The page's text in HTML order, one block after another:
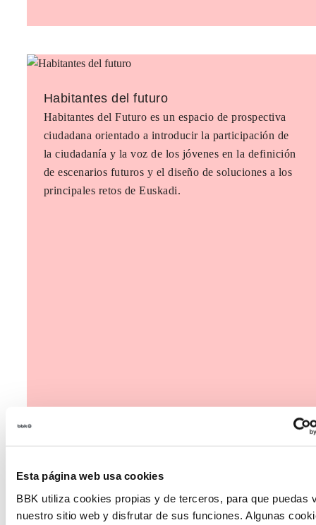
Esta página web usa cookies
BBK utiliza cookies propias y de terceros, para que puedas
nuestro sitio web y disfrutar de sus funciones. Algunas
Habitantes del futuro
Habitantes del Futuro es un espacio de prospectiva
ciudadana orientado a introducir la participación de
la ciudadanía y la voz de los jóvenes en la definición
de escenarios futuros y el diseño de soluciones a los
principales retos de Euskadi.
The Future Game
The Future Game es un laboratorio de participación